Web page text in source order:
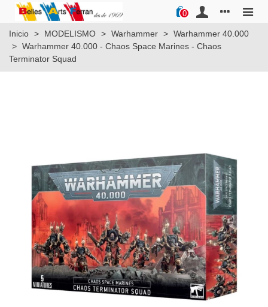
0
Inicio > MODELISMO > Warhammer > Warhammer 40.000
> Warhammer 40.000 - Chaos Space Marines - Chaos
Terminator Squad